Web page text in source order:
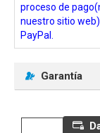
proceso de
nuestro sitio
PayPal.
Garantía